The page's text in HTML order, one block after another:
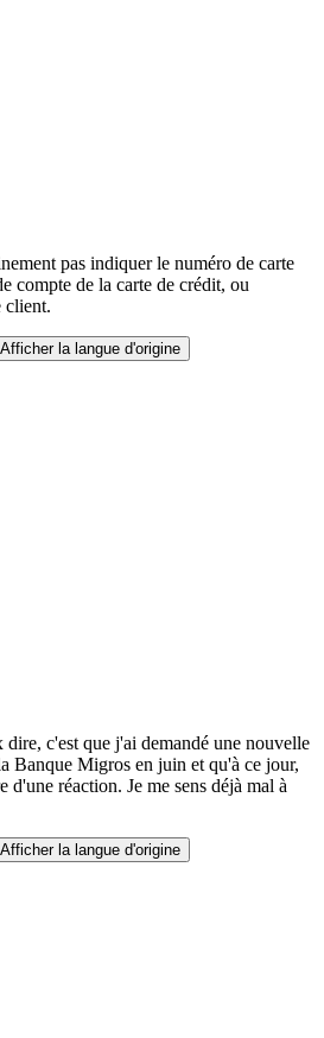
pas indiquer le numéro de carte
compte de la carte de crédit, ou
client.
Afficher la langue d'origine
dire, c'est que j'ai demandé une nouvelle
Banque Migros en juin et qu'à ce jour,
d'une réaction. Je me sens déjà mal à
Afficher la langue d'origine